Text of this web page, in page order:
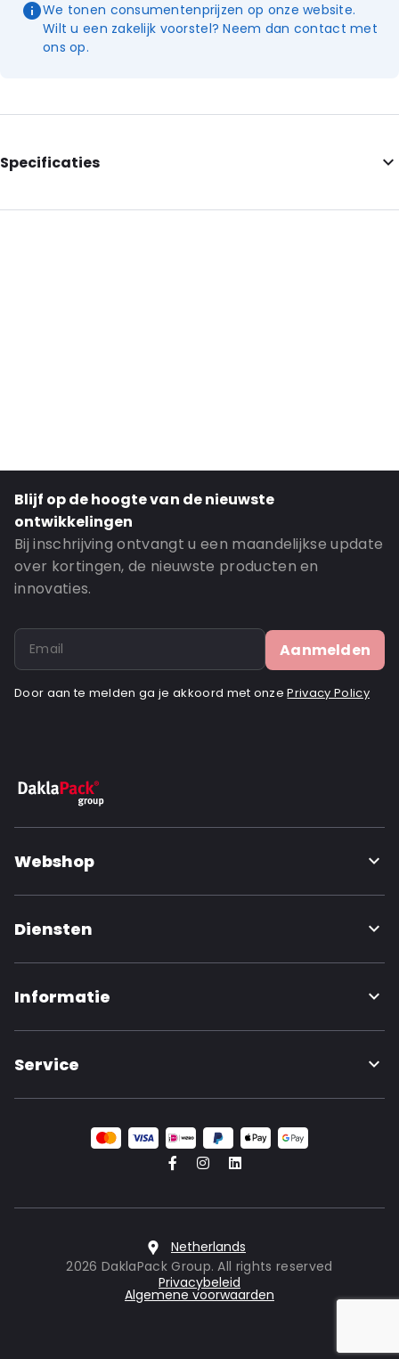
We tonen consumentenprijzen op onze website.
Wilt u een zakelijk voorstel? Neem dan contact met
ons op.
Specificaties
Internal Length: 150
Blijf op de hoogte van de nieuwste
ontwikkelingen
Bij inschrijving ontvangt u een maandelijkse update
over kortingen, de nieuwste producten en
innovaties.
Aanmelden
Door aan te melden ga je akkoord met onzePrivacy Policy
Webshop
Diensten
Informatie
Service
Netherlands
2026 DaklaPack Group. All rights reserved
Privacybeleid
Algemene voorwaarden